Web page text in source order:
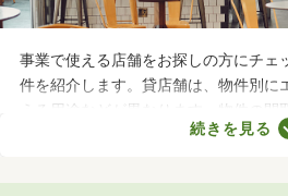
事業で使える店舗をお探しの方にチェ
件を紹介します。貸店舗は、物件別に
える用途などが異なります。物件の間
認したうえで、内見を申し込むことが
しょう。
続きを見る